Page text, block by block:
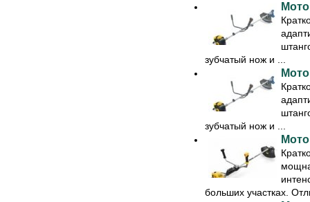
зубчатый нож и ...
зубчатый нож и ...
больших участках.